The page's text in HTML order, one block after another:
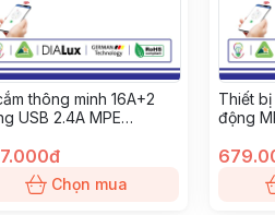
thông minh 16A+2
USB 2.4A MPE
Chọn mua
Thiết
động